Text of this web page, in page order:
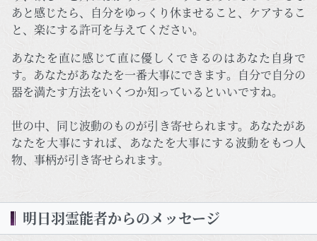
あと感じたら、自分をゆっくり休ませること、ケアするこ
と、楽にする許可を与えてください。
あなたを直に感じて直に優しくできるのはあなた自身で
す。あなたがあなたを一番大事にできます。自分で自分の
器を満たす方法をいくつか知っているといいですね。
世の中、同じ波動のものが引き寄せられます。あなたがあ
なたを大事にすれば、あなたを大事にする波動をもつ人
物、事柄が引き寄せられます。
明日羽霊能者からのメッセージ